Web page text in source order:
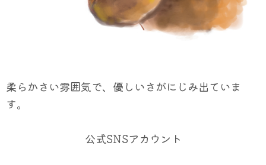
柔らかさい雰囲気で、優しいさがにじみ出ていま
す。
公式SNSアカウント